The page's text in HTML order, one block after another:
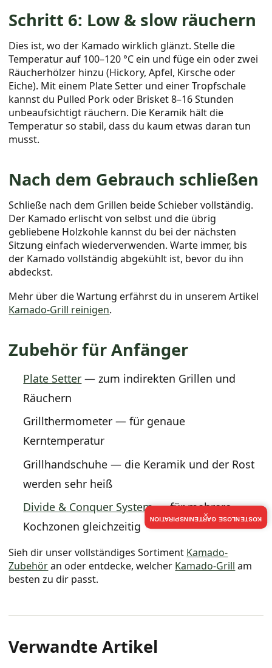
Schritt 6: Low & slow räuchern
Dies ist, wo der Kamado wirklich glänzt. Stelle die
Temperatur auf 100–120 °C ein und füge ein oder zwei
Räucherhölzer hinzu (Hickory, Apfel, Kirsche oder
Eiche). Mit einem Plate Setter und einer Tropfschale
kannst du Pulled Pork oder Brisket 8–16 Stunden
unbeaufsichtigt räuchern. Die Keramik hält die
Temperatur so stabil, dass du kaum etwas daran tun
musst.
Nach dem Gebrauch schließen
Schließe nach dem Grillen beide Schieber vollständig.
Der Kamado erlischt von selbst und die übrig
gebliebene Holzkohle kannst du bei der nächsten
Sitzung einfach wiederverwenden. Warte immer, bis
der Kamado vollständig abgekühlt ist, bevor du ihn
abdeckst.
Mehr über die Wartung erfährst du in unserem Artikel
Kamado-Grill reinigen.
Zubehör für Anfänger
Plate Setter — zum indirekten Grillen und
Räuchern
Grillthermometer — für genaue
Kerntemperatur
Grillhandschuhe — die Keramik und der Rost
werden sehr heiß
Divide & Conquer System— für mehrere
Kochzonen gleichzeitig
Sieh dir unser vollständiges Sortiment Kamado-
Zubehöran oder entdecke, welcher Kamado-Grill am
besten zu dir passt.
Verwandte Artikel
KOSTENLOSE GARTENINSPIRATION
×